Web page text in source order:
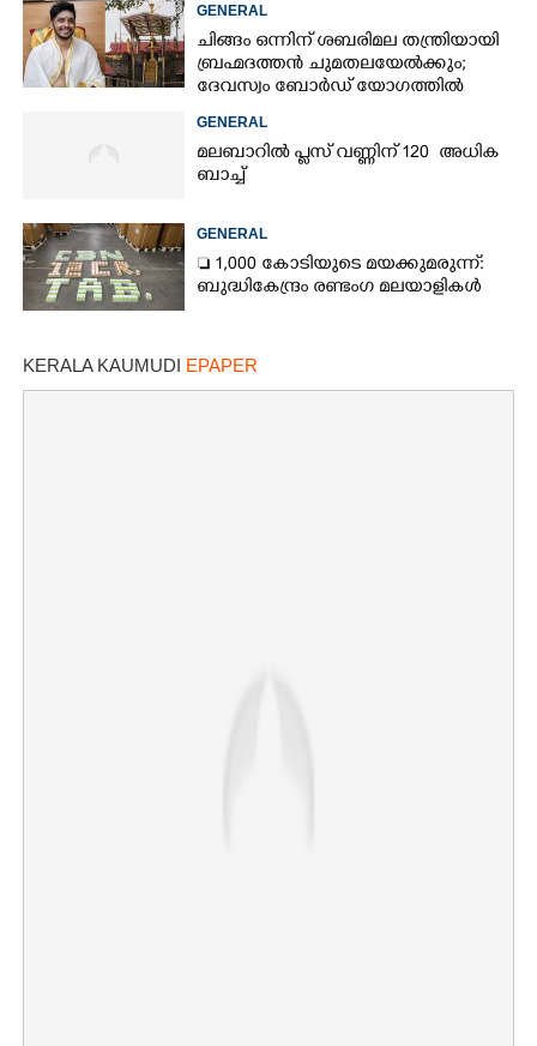
GENERAL
ചിങ്ങം ഒന്നിന് ശബരിമല തന്ത്രിയായി
ബ്രഹ്മദത്തൻ ചുമതലയേൽക്കും;
ദേവസ്വം ബോർഡ് യോഗത്തിൽ
GENERAL
മലബാറിൽ പ്ലസ് വണ്ണിന് 120 അധിക
ബാച്ച്
GENERAL
 1,000 കോടിയുടെ മയക്കുമരുന്ന്:
ബുദ്ധികേന്ദ്രം രണ്ടംഗ മലയാളികൾ
KERALA KAUMUDI EPAPER